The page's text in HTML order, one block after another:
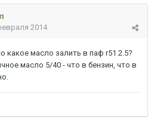
2014
какое масло залить в паф r51 2.5?
масло 5/40 - что в бензин, что в